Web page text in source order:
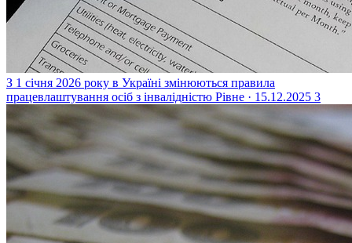
З 1 січня 2026 року в Україні змінюються правила
працевлаштування осіб з інвалідністю Рівне · 15.12.2025 3